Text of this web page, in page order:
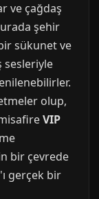
ve çağdaş
şehir
sükunet ve
sesleriyle
olup,
VIP
bir çevrede
gerçek bir